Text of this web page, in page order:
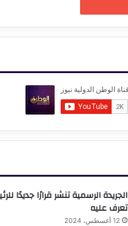
الجريدة الرسمية تنشر قرارًا جديدًا
تعرف عليه
12 أغسطس، 2024